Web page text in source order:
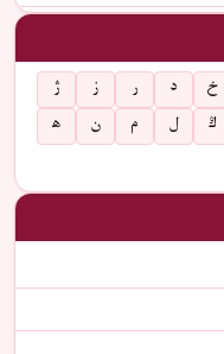
خ د ر ز
ژ
ڭ ل م ن
ھ